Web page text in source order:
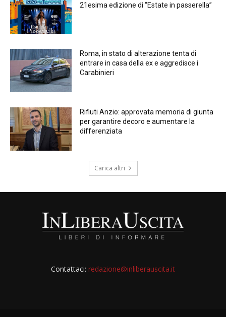
21esima edizione di “Estate in passerella”
Roma, in stato di alterazione tenta di
entrare in casa della ex e aggredisce i
Carabinieri
Rifiuti Anzio: approvata memoria di giunta
per garantire decoro e aumentare la
differenziata
Carica altri
Contattaci: redazione@inliberauscita.it